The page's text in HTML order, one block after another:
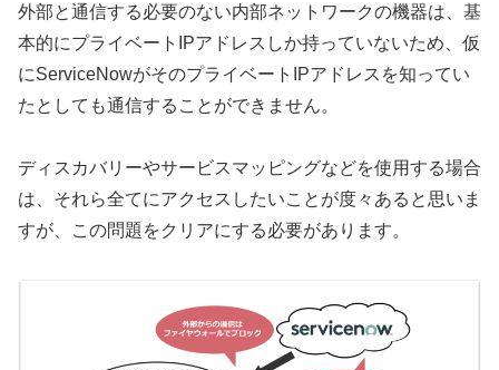
外部と通信する必要のない内部ネットワークの機器は、基
本的にプライベートIPアドレスしか持っていないため、仮
にServiceNowがそのプライベートIPアドレスを知ってい
たとしても通信することができません。
ディスカバリーやサービスマッピングなどを使用する場合
は、それら全てにアクセスしたいことが度々あると思いま
すが、この問題をクリアにする必要があります。